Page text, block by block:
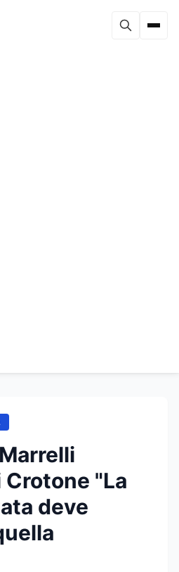
"La
deve